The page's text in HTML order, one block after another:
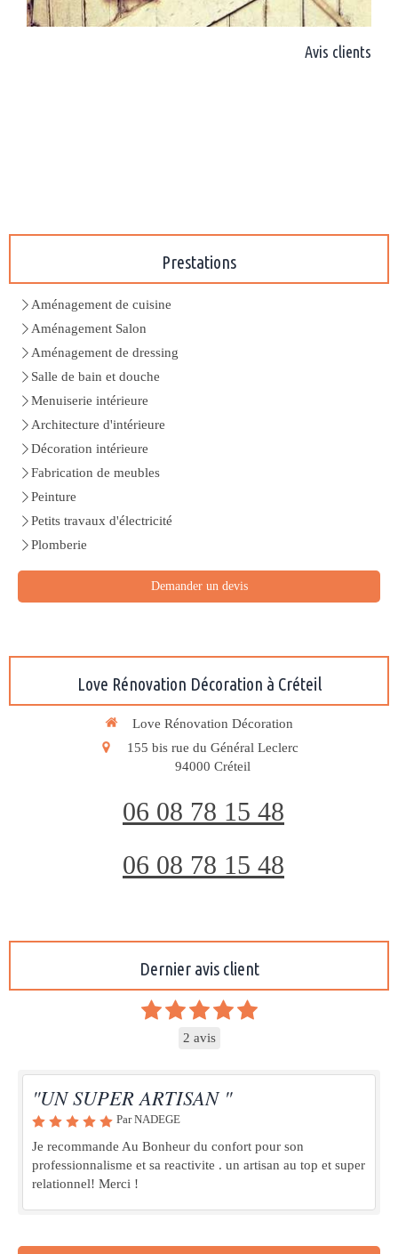
Avis clients
Prestations
Aménagement de cuisine
Aménagement Salon
Aménagement de dressing
Salle de bain et douche
Menuiserie intérieure
Architecture d'intérieure
Décoration intérieure
Fabrication de meubles
Peinture
Petits travaux d'électricité
Plomberie
Demander un devis
Love Rénovation Décoration à Créteil
Love Rénovation Décoration
155 bis rue du Général Leclerc
94000 Créteil
06 08 78 15 48
06 08 78 15 48
Dernier avis client
2 avis
"UN SUPER ARTISAN "
Par NADEGE
Je recommande Au Bonheur du confort pour son
professionnalisme et sa reactivite . un artisan au top et super
relationnel! Merci !